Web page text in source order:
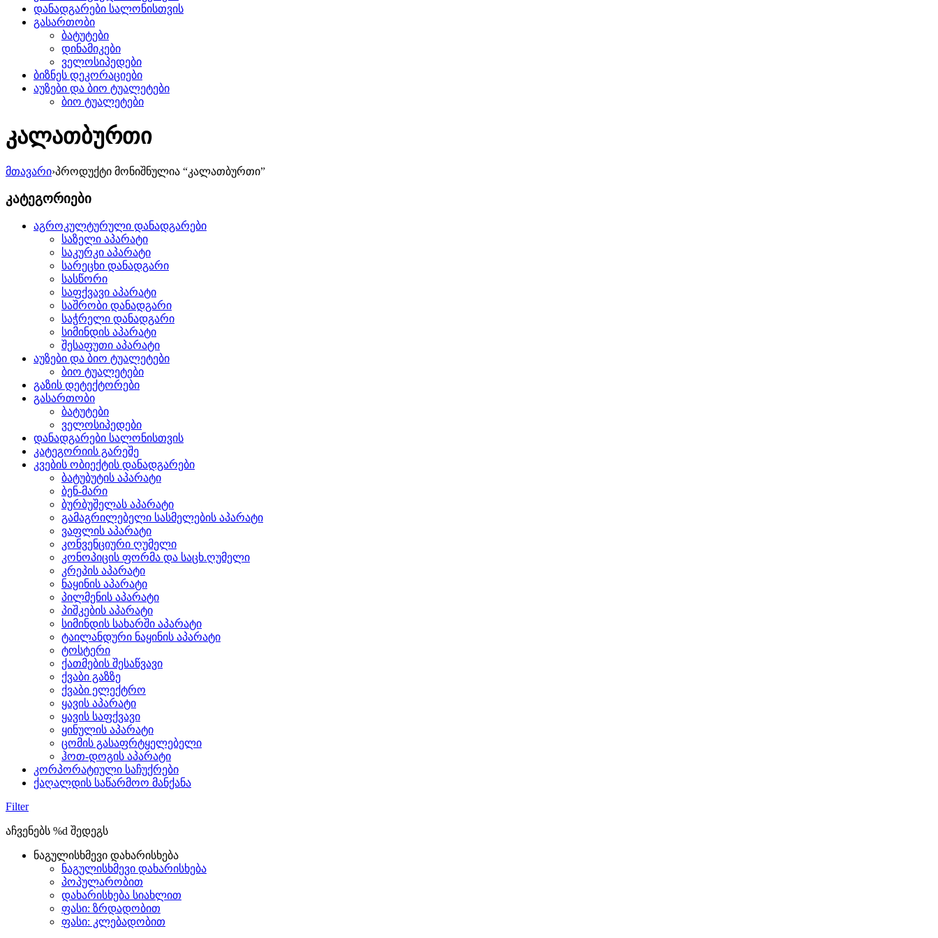
დანადგარები სალონისთვის
გასართობი
ბატუტები
დინამიკები
ველოსიპედები
ბიზნეს დეკორაციები
აუზები და ბიო ტუალეტები
ბიო ტუალეტები
კალათბურთი
მთავარი›პროდუქტი მონიშნულია “კალათბურთი”
კატეგორიები
აგროკულტურული დანადგარები
საზელი აპარატი
საკურკი აპარატი
სარეცხი დანადგარი
სასწორი
საფქვავი აპარატი
საშრობი დანადგარი
საჭრელი დანადგარი
სიმინდის აპარატი
შესაფუთი აპარატი
აუზები და ბიო ტუალეტები
ბიო ტუალეტები
გაზის დეტექტორები
გასართობი
ბატუტები
ველოსიპედები
დანადგარები სალონისთვის
კატეგორიის გარეშე
კვების ობიექტის დანადგარები
ბატუბუტის აპარატი
ბენ-მარი
ბურბუშელას აპარატი
გამაგრილებელი სასმელების აპარატი
ვაფლის აპარატი
კონვენციური ღუმელი
კონოპიცის ფორმა და საცხ.ღუმელი
კრეპის აპარატი
ნაყინის აპარატი
პილმენის აპარატი
პიშკების აპარატი
სიმინდის სახარში აპარატი
ტაილანდური ნაყინის აპარატი
ტოსტერი
ქათმების შესაწვავი
ქვაბი გაზზე
ქვაბი ელექტრო
ყავის აპარატი
ყავის საფქვავი
ყინულის აპარატი
ცომის გასაფრტყელებელი
ჰოთ-დოგის აპარატი
კორპორატიული საჩუქრები
ქაღალდის საწარმოო მანქანა
Filter
აჩვენებს %d შედეგს
ნაგულისხმევი დახარისხება
ნაგულისხმევი დახარისხება
პოპულარობით
დახარისხება სიახლით
ფასი: ზრდადობით
ფასი: კლებადობით